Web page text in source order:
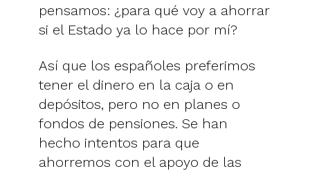
pensamos: ¿para qué voy a ahorrar
si el Estado ya lo hace por mí?
Así que los españoles preferimos
tener el dinero en la caja o en
depósitos, pero no en planes o
fondos de pensiones. Se han
hecho intentos para que
ahorremos con el apoyo de las